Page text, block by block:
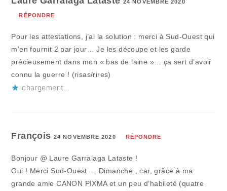
24 NOVEMBRE 2020
RÉPONDRE
Pour les attestations, j’ai la solution : merci à Sud-Ouest qui
m’en fournit 2 par jour… Je les découpe et les garde
précieusement dans mon « bas de laine »… ça sert d’avoir
connu la guerre ! (risas/rires)
chargement…
François24 NOVEMBRE 2020 RÉPONDRE
Bonjour @ Laure Garralaga Lataste !
Oui ! Merci Sud-Ouest ….Dimanche , car, grâce à ma
grande amie CANON PIXMA et un peu d’habileté (quatre